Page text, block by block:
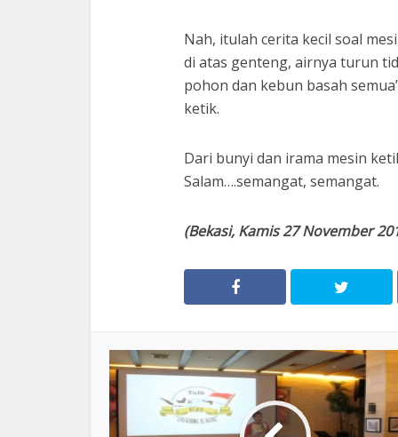
Nah, itulah cerita kecil soal
di atas genteng, airnya turun
pohon dan kebun basah
ketik.
Dari bunyi dan irama mesin
Salam….semangat, semangat.
(Bekasi, Kamis 27 November